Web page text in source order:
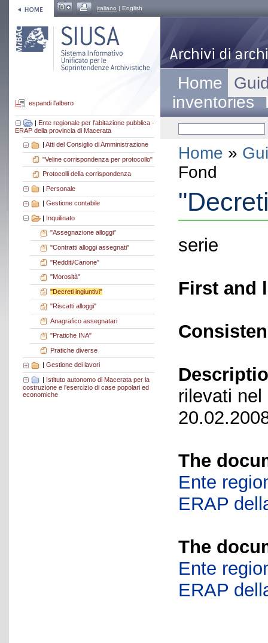
italiano | English
espandi l'albero
| Ente regionale per l'abitazione pubblica -
ERAP della provincia di Macerata
| Atti del Consiglio di Amministrazione
"Veline corrispondenza per protocollo"
Protocolli della corrispondenza
| Personale
Gestione contabile
| Inquilinato
"Assegnazione alloggi"
"Contratti alloggi assegnati"
"Redditi/Canone"
"Morosità"
"Decreti ingiuntivi"
"Riscatti alloggi"
Anagrafico assegnatari
"Pratiche INA"
Pratiche diverse
Gestione dei lavori
| Istituto autonomo di Macerata per la
costruzione e l'esercizio di case popolari ed
economiche
Home
inventories
Home »
Fond
serie
First and
rilevati
The
Ente
ERAP
The
Ente
ERAP